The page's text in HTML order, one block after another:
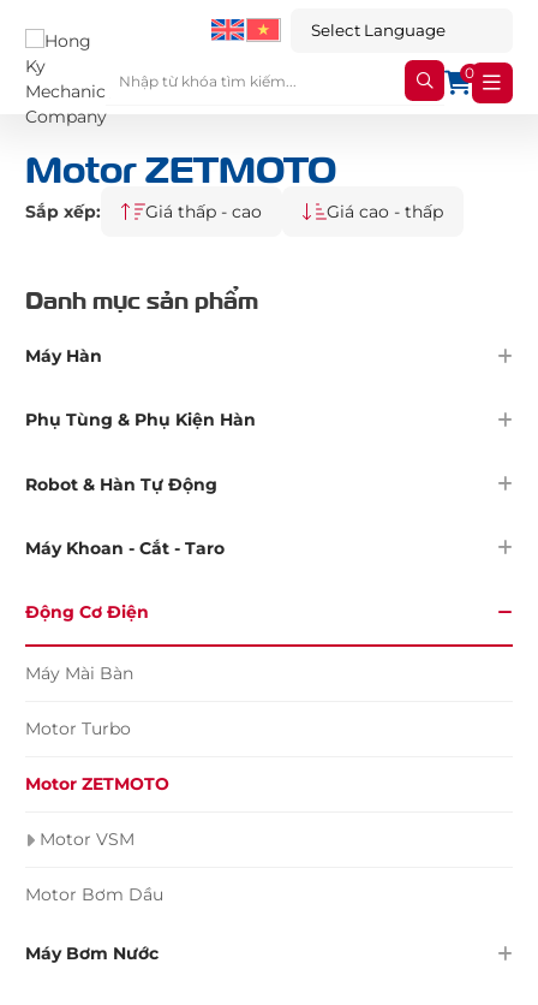
0
Motor ZETMOTO
Sắp xếp: Giá thấp - cao Giá cao - thấp
Danh mục sản phẩm
Máy Hàn
Phụ Tùng & Phụ Kiện Hàn
Robot & Hàn Tự Động
Máy Khoan - Cắt - Taro
Động Cơ Điện
Máy Mài Bàn
Motor Turbo
Motor ZETMOTO
Motor VSM
Motor Bơm Dầu
Máy Bơm Nước